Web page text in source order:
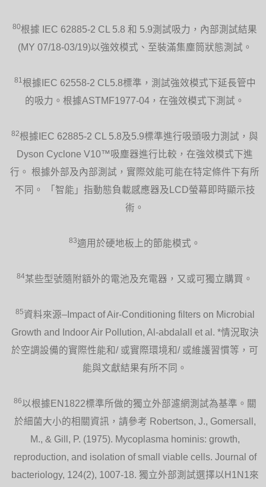
80根據 IEC 62885-2 CL 5.8 和 5.9測試吸力，內部測試結果
(MY 07/18-03/19)以強效模式、至裝滿集塵筒狀態測試。
81 根據IEC 62558-2 CL5.8標準，測試強效模式下延長管中
的吸力。根據ASTMF1977-04，在強效模式下測試。
82根據IEC 62885-2 CL 5.8及5.9標準進行吸頭吸力測試，與
Dyson Cyclone V10™吸塵器進行比較，在強效模式下進
行。 根據外部及內部測試，實際效能可能在特定條件下有所
不同。 「智能」指動態負載感應器及LCD螢幕即時顯示技
術。
83適用於硬地板上的節能模式。
84某些型號隨附額外的電池及充電器，又或可獨立購買。
85資料來源–Impact of Air-Conditioning filters on Microbial
Growth and Indoor Air Pollution, Al-abdalall et al. *情況取決
於空調設備的實際性能和/ 或實際環境和/ 或維護習慣等，可
能與文獻結果有所不同。
86以根據EN1822標準所做的獨立外部濾網測試為基準。關
於細菌大小的相關資訊，請參考 Robertson, J., Gomersall,
M., & Gill, P. (1975). Mycoplasma hominis: growth,
reproduction, and isolation of small viable cells. Journal of
bacteriology, 124(2), 1007-18. 獨立外部測試選擇以H1N1來